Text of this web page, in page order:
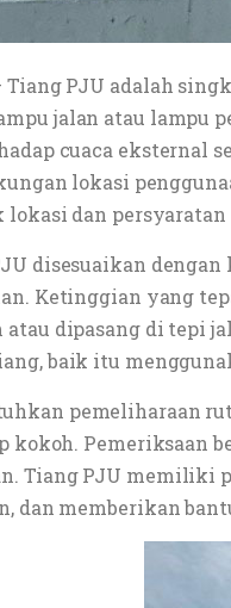
Tiang PJU adalah
jalan atau lampu
cuaca eksternal
lokasi
lokasi dan
disesuaikan
Ketinggian yang
atau dipasang di tepi
baik itu
pemeliharaan
kokoh. Pemeriksaan
Tiang PJU memiliki
dan memberikan